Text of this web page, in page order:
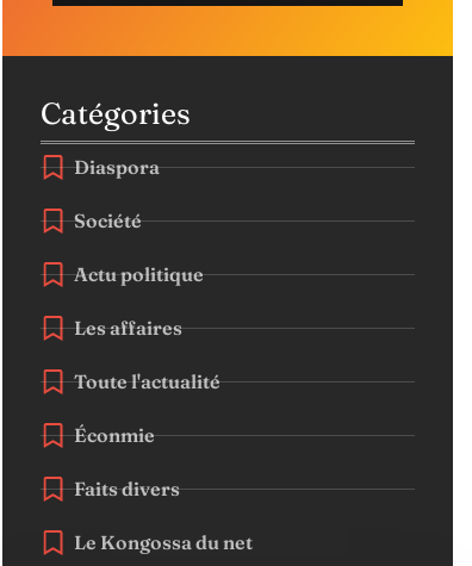
Catégories
Diaspora
Société
Actu politique
Les affaires
Toute l'actualité
Éconmie
Faits divers
Le Kongossa du net